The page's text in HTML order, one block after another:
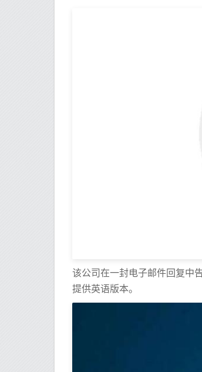
该公司在一封电子邮件回复中
提供英语版本。